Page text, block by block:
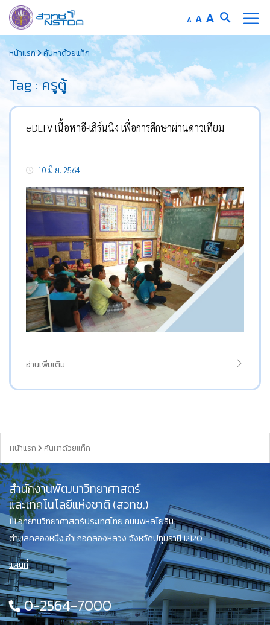
to
content
A Decrease
font
AReset
font
A Increase
font
หน้าแรก ค้นหาด้วยแท็ก
Tag : ครูตู้
eDLTV เนื้อหาอี-เลิร์นนิง เพื่อการศึกษาผ่านดาวเทียม
10 มิ.ย. 2564
อ่านเพิ่มเติม
หน้าแรก ค้นหาด้วยแท็ก
สำนักงานพัฒนาวิทยาศาสตร์
และเทคโนโลยีแห่งชาติ (สวทช.)
111 อุทยานวิทยาศาสตร์ประเทศไทย ถนนพหลโยธิน
ตำบลคลองหนึ่ง อำเภอคลองหลวง จังหวัดปทุมธานี 12120
แผนที่
0-2564-7000